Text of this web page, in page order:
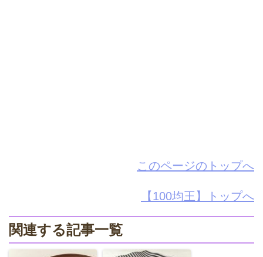
このページのトップへ
【100均王】トップへ
関連する記事一覧